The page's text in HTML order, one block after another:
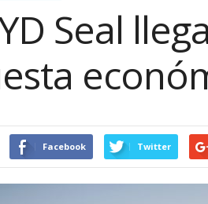
Seal
Facebook Twitter